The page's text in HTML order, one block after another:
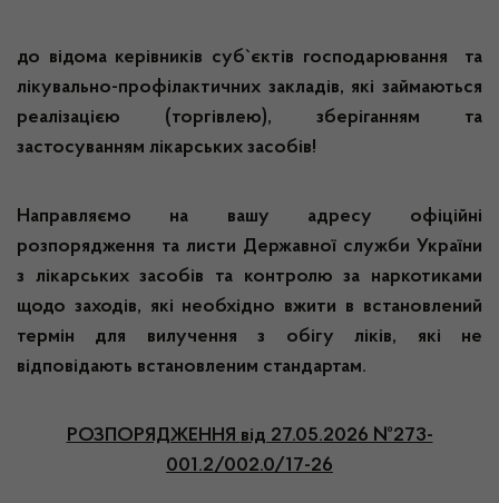
до відома керівників суб`єктів господарювання та
лікувально-профілактичних закладів, які займаються
реалізацією (торгівлею), зберіганням та
застосуванням лікарських засобів!
Направляємо на вашу адресу офіційні
розпорядження та листи Державної служби України
з лікарських засобів та контролю за наркотиками
щодо заходів, які необхідно вжити в встановлений
термін для вилучення з обігу ліків, які не
відповідають встановленим стандартам.
РОЗПОРЯДЖЕННЯ від 27.05.2026 №273-
001.2/002.0/17-26